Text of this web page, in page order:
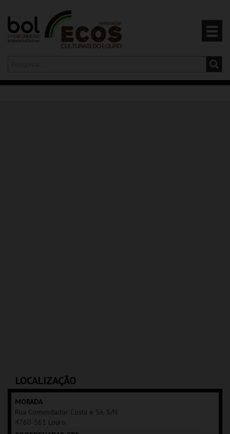
Olá,iniciar sessão
LOCALIZAÇÃO
MORADA
Rua Comendador Costa e Sá, S/N
4760-561 Louro